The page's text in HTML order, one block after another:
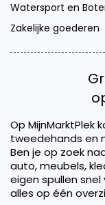
Watersport en
Zakelijke goederen
Op MijnMarktPlek
tweedehands en
Ben je op zoek
auto, meubels,
eigen spullen snel
alles op één